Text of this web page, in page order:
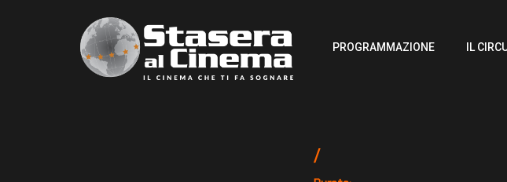
PROGRAMMAZIONE IL
/